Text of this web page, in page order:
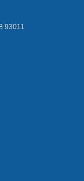
93011